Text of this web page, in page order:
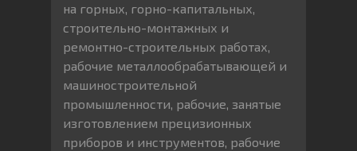
на горных, горно-капитальных,
строительно-монтажных и
ремонтно-строительных работах,
рабочие металлообрабатывающей и
машиностроительной
промышленности, рабочие, занятые
изготовлением прецизионных
приборов и инструментов, рабочие